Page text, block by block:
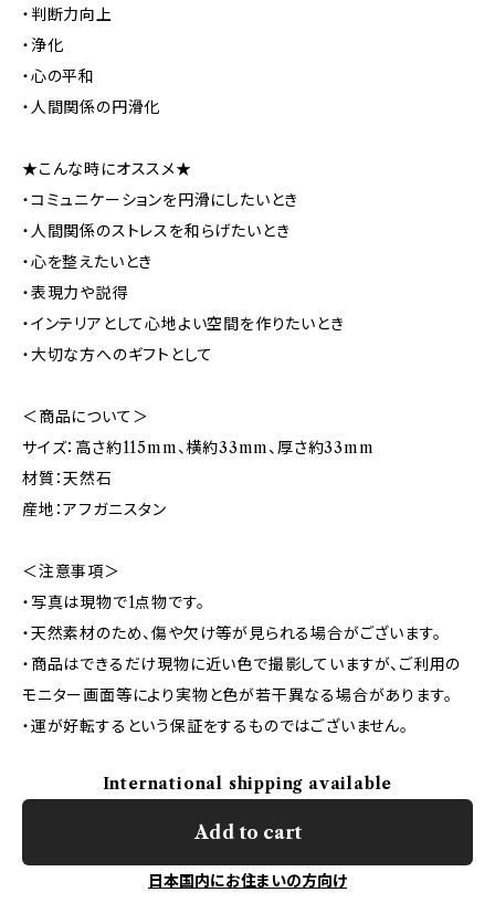
・判断力向上
・浄化
・心の平和
・人間関係の円滑化
★こんな時にオススメ★
・コミュニケーションを円滑にしたいとき
・人間関係のストレスを和らげたいとき
・心を整えたいとき
・表現力や説得
・インテリアとして心地よい空間を作りたいとき
・大切な方へのギフトとして
＜商品について＞
サイズ：高さ約115mm、横約33mm、厚さ約33mm
材質：天然石
産地：アフガニスタン
＜注意事項＞
・写真は現物で1点物です。
・天然素材のため、傷や欠け等が見られる場合がございます。
・商品はできるだけ現物に近い色で撮影していますが、ご利用の
モニター画面等により実物と色が若干異なる場合があります。
・運が好転するという保証をするものではございません。
International shipping available
Add to cart
日本国内にお住まいの方向け